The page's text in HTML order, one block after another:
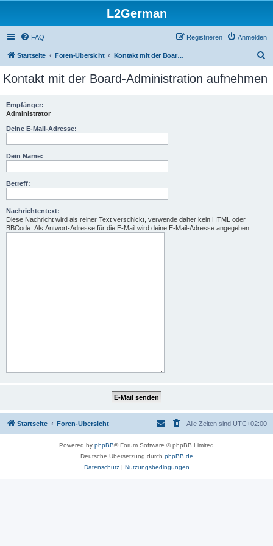
L2German
FAQ Anmelden
Registrieren
Startseite Foren-Übersicht Kontakt mit der Board-Administration aufnehmen
c
Kontakt mit der Board-Administration aufnehmen
Empfänger:
Administrator
Deine E-Mail-Adresse:
Dein Name:
Betreff:
Nachrichtentext:
Diese Nachricht wird als reiner Text verschickt, verwende daher kein HTML oder
BBCode. Als Antwort-Adresse für die E-Mail wird deine E-Mail-Adresse angegeben.
Startseite Foren-Übersicht Alle Zeiten sind UTC+02:00
Powered by phpBB® Forum Software © phpBB Limited
Deutsche Übersetzung durch phpBB.de
Datenschutz| Nutzungsbedingungen